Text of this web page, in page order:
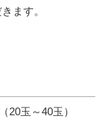
ます。
20玉～40玉）